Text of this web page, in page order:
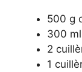
500 g
300 ml
2
1